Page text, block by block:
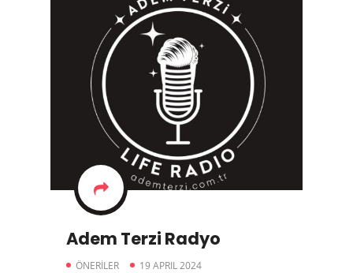
Adem Terzi Radyo
ÖNERİLER 19 APRIL 2024